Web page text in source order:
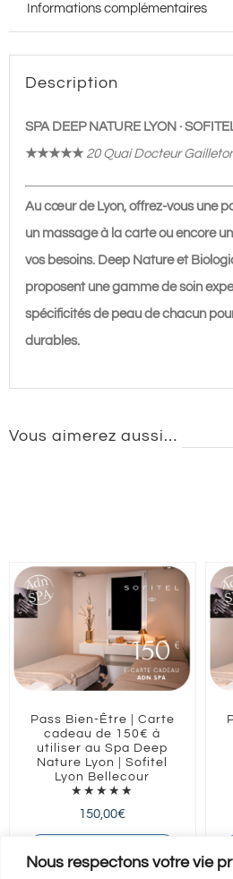
Nous respectons votre vie
au
Lyon
|
Lyon
Bellecour
★★★★★
Informations complémentaires
Description
SPA DEEP NATURE LYON ·
★★★★★ 20 Quai Docteur
Au cœur de Lyon, offrez-vous une
un massage à la carte ou encore
vos besoins. Deep Nature et
proposent une gamme de soin
spécificités de peau de chacun
durables.
Vous aimerez aussi…
Pass Bien-Être | Carte
cadeau de 150€ à
utiliser au Spa Deep
Nature Lyon | Sofitel
Lyon Bellecour
★★★★★
150,00€
Lyon